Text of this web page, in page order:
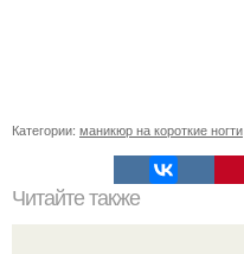
Категории: маникюр на короткие ногти
Читайте также